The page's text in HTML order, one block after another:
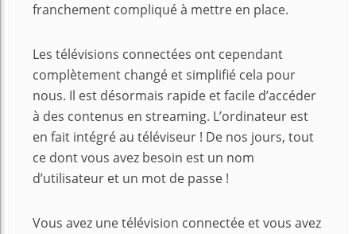
franchement compliqué à mettre en place.
Les télévisions connectées ont cependant
complètement changé et simplifié cela pour
nous. Il est désormais rapide et facile d’accéder
à des contenus en streaming. L’ordinateur est
en fait intégré au téléviseur ! De nos jours, tout
ce dont vous avez besoin est un nom
d’utilisateur et un mot de passe !
Vous avez une télévision connectée et vous avez